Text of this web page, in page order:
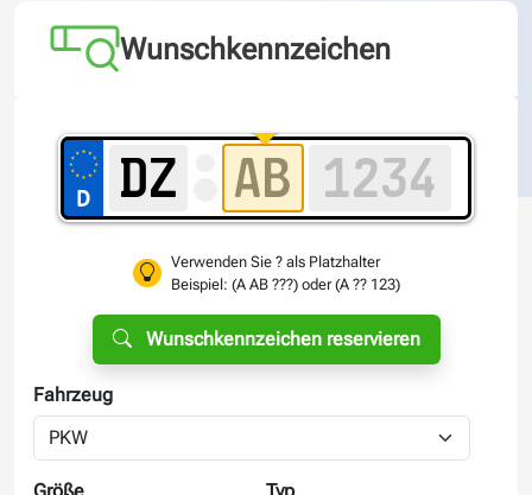
Wunschkennzeichen
Verwenden Sie ? als Platzhalter
Beispiel: (A AB ???) oder (A ?? 123)
Wunschkennzeichen reservieren
Fahrzeug